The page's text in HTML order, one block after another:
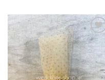
Πρόσθήκη
στην λίστα
επιθυμιών